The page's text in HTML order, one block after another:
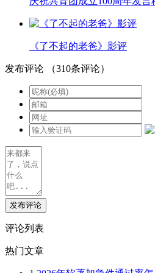
《了不起的老爸》影评
发布评论 （310条评论）
发布评论
评论列表
热门文章